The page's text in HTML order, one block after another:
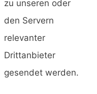
zu unseren oder
den Servern
relevanter
Drittanbieter
gesendet werden.